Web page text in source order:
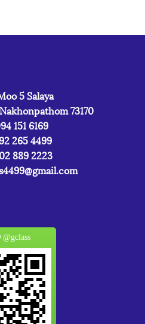
5 Salaya
73170
151 6169
4499
2223
@gclass